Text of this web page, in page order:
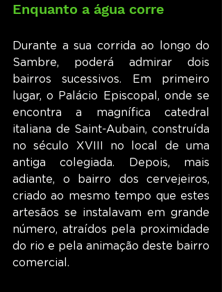
Enquanto a água corre
Durante a sua corrida ao longo do
Sambre, poderá admirar dois
bairros sucessivos. Em primeiro
lugar, o Palácio Episcopal, onde se
encontra a magnífica catedral
italiana de Saint-Aubain, construída
no século XVIII no local de uma
antiga colegiada. Depois, mais
adiante, o bairro dos cervejeiros,
criado ao mesmo tempo que estes
artesãos se instalavam em grande
número, atraídos pela proximidade
do rio e pela animação deste bairro
comercial.